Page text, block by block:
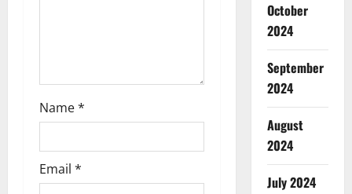
Name*
Email *
October
2024
September
2024
August
2024
July 2024